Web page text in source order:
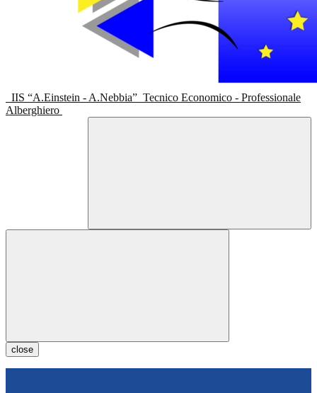
IIS “A.Einstein - A.Nebbia” Tecnico Economico - Professionale
Alberghiero
close